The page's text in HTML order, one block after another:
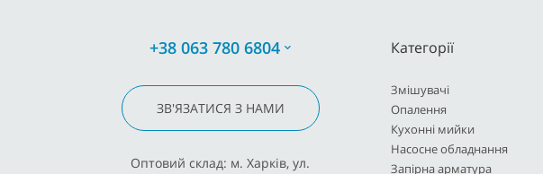
+38 063 780 6804
ЗВ'ЯЗАТИСЯ З НАМИ
Оптовий склад: м. Харків, ул.
Категорії
Змішувачі
Опалення
Кухонні мийки
Насосне обладнання
Запірна арматура